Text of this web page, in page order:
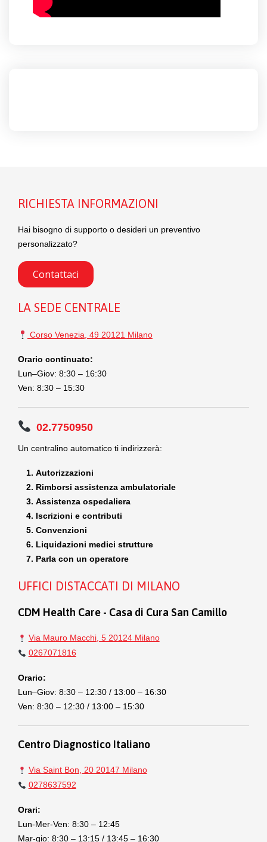
RICHIESTA INFORMAZIONI
Hai bisogno di supporto o desideri un preventivo
personalizzato?
Contattaci
LA SEDE CENTRALE
Corso Venezia, 49 20121 Milano
Orario continuato:
Lun–Giov: 8:30 – 16:30
Ven: 8:30 – 15:30
02.7750950
Un centralino automatico ti indirizzerà:
Autorizzazioni
Rimborsi assistenza ambulatoriale
Assistenza ospedaliera
Iscrizioni e contributi
Convenzioni
Liquidazioni medici strutture
Parla con un operatore
UFFICI DISTACCATI DI MILANO
CDM Health Care - Casa di Cura San Camillo
Via Mauro Macchi, 5 20124 Milano
0267071816
Orario:
Lun–Giov: 8:30 – 12:30 / 13:00 – 16:30
Ven: 8:30 – 12:30 / 13:00 – 15:30
Centro Diagnostico Italiano
Via Saint Bon, 20 20147 Milano
0278637592
Orari:
Lun-Mer-Ven: 8:30 – 12:45
Mar-gio: 8:30 – 13:15 / 13:45 – 16:30